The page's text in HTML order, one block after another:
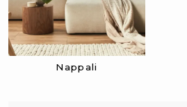
Nappali